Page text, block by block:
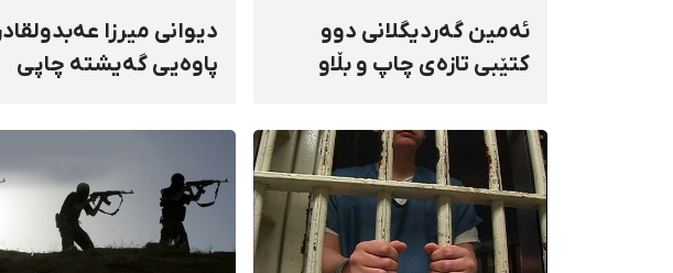
ئەمین گەردیگلانی دوو
كتێبی تازەی چاپ و بڵاو
دیوانی میرزا
پاوەیی گەیشتە چاپی